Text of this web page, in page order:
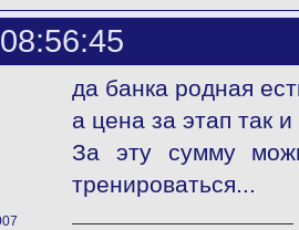
да банка родная
а цена за этап так
За эту сумму
тренироваться...